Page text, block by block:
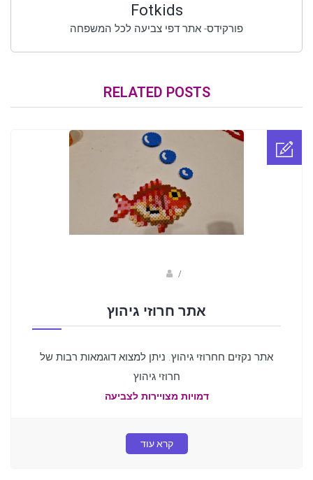
Fotkids
פורקידס- אתר דפי צביעה לכל המשפחה
RELATED POSTS
/
אתר חרוזי גיהוץ
אתר נקזים חחרוזי גיהוץ. ניתן למצוא דוגמאות רבות של
חרוזי גיהוץ
דמויות מצויירות לצביעה
קרא עוד